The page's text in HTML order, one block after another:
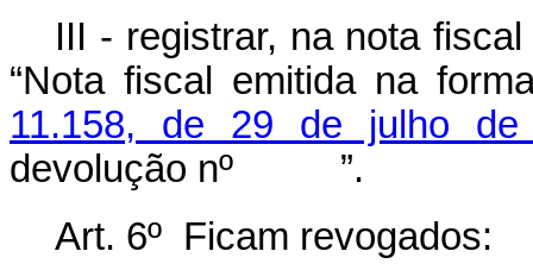
III - registrar, na nota
“Nota fiscal emitida na
11.158, de 29 de julho de
devolução nº ”.
Art. 6º Ficam revogados: